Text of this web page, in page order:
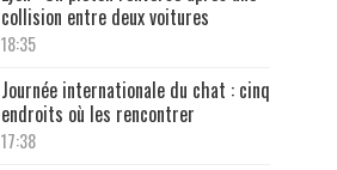
collision entre deux voitures
18:35
Journée internationale du chat : cinq
endroits où les rencontrer
17:38